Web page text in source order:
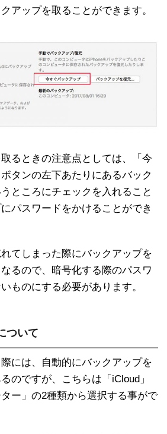
アップを取ることができます。
るときの注意点としては、「今
タンの左下あたりにあるバック
ところにチェックを入れること
パスワードをかけることができ
てしまった際にバックアップを
るので、暗号化する際のパスワ
ものにする必要があります。
ついて
には、自動的にバックアップを
のですが、こちらは「iCloud」
ー」の2種類から選択する事がで